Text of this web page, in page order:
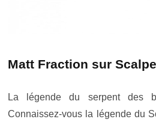
Matt Fraction sur
La légende du serpent des
Connaissez-vous la légende du